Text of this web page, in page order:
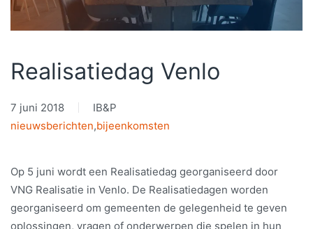
Realisatiedag Venlo
7 juni 2018
IB&P
nieuwsberichten,bijeenkomsten
Op 5 juni wordt een Realisatiedag georganiseerd door
VNG Realisatie in Venlo. De Realisatiedagen worden
georganiseerd om gemeenten de gelegenheid te geven
oplossingen, vragen of onderwerpen die spelen in hun